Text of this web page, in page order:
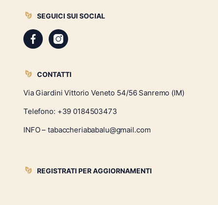
SEGUICI SUI SOCIAL
CONTATTI
Via Giardini Vittorio Veneto 54/56 Sanremo (IM)
Telefono: +39 0184503473
INFO – tabaccheriababalu@gmail.com
REGISTRATI PER AGGIORNAMENTI